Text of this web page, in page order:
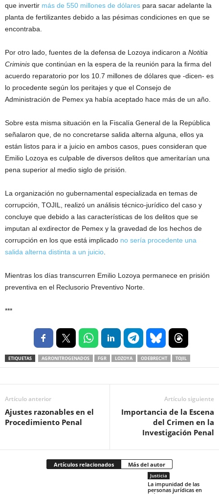
que invertir más de 550 millones de dólares para sacar adelante la
planta de fertilizantes debido a las pésimas condiciones en que se
encontraba.
Por otro lado, fuentes de la defensa de Lozoya indicaron a Notitia
Criminis que continúan en la espera de la reunión para la firma del
acuerdo reparatorio por los 10.7 millones de dólares que -dicen- es
lo procedente según los peritajes y que el Consejo de
Administración de Pemex ya había aceptado hace más de un año.
Sobre esta misma situación en la Fiscalía General de la República
señalaron que, de no concretarse salida alterna alguna, ellos ya
están listos para ir a juicio en ambos casos, pues consideran que
Emilio Lozoya es culpable de diversos delitos que ameritarían una
pena superior al medio siglo de prisión.
La organización no gubernamental especializada en temas de
corrupción, TOJIL, realizó un análisis técnico-jurídico del caso y
concluye que debido a las características de los delitos que se
imputan al exdirector de Pemex y la gravedad de los hechos de
corrupción en los que está implicado no sería procedente una
salida alterna distinta a un juicio
Mientras los días transcurren Emilio Lozoya permanece en prisión
preventiva en el Reclusorio Preventivo Norte.
***
ETIQUETAS AGRONITROGENADOS FGR LOZOYA ODEBRECHT TOJIL
Artículo anterior
Ajustes razonables en el
Procedimiento Penal
Artículo siguiente
Importancia de la Escena
del Crimen en la
Investigación Penal
Artículos relacionados Más del autor
Justicia
La impunidad de las
personas jurídicas en